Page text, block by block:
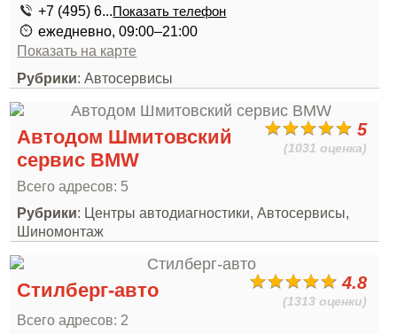
+7 (495) 6...Показать телефон
ежедневно, 09:00–21:00
Показать на карте
Рубрики: Автосервисы
5
(1031 оценка)
Автодом Шмитовский
сервис BMW
Всего адресов: 5
Рубрики: Центры автодиагностики, Автосервисы,
Шиномонтаж
4.8
(1313 оценки)
Стилберг-авто
Всего адресов: 2